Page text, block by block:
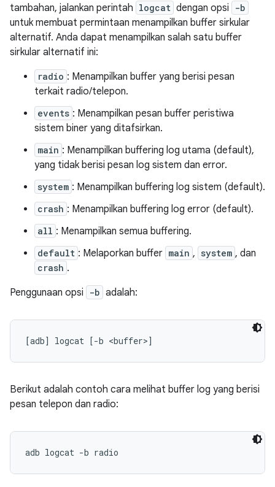
tambahan, jalankan perintah logcat dengan opsi -b
untuk membuat permintaan menampilkan buffer sirkular
alternatif. Anda dapat menampilkan salah satu buffer
sirkular alternatif ini:
radio : Menampilkan buffer yang berisi pesan
terkait radio/telepon.
events : Menampilkan pesan buffer peristiwa
sistem biner yang ditafsirkan.
main : Menampilkan buffering log utama (default),
yang tidak berisi pesan log sistem dan error.
system : Menampilkan buffering log sistem (default).
crash : Menampilkan buffering log error (default).
all : Menampilkan semua buffering.
default : Melaporkan buffer main , system , dan
crash .
Penggunaan opsi
-b adalah:
Berikut adalah contoh cara melihat buffer log yang berisi
pesan telepon dan radio: